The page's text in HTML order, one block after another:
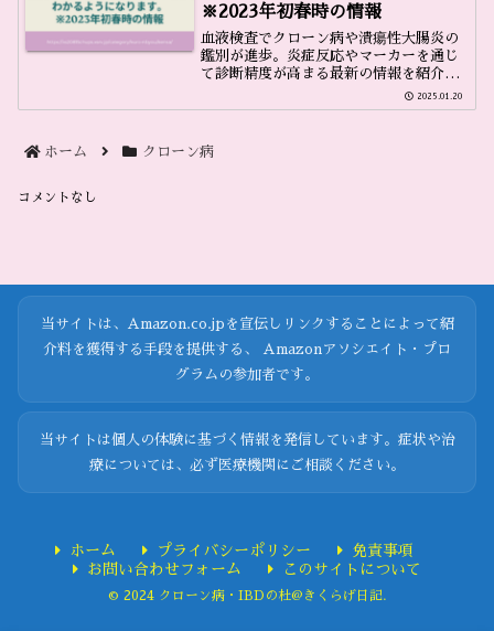
※2023年初春時の情報
血液検査でクローン病や潰瘍性大腸炎の
鑑別が進歩。炎症反応やマーカーを通じ
て診断精度が高まる最新の情報を紹介し
2025.01.20
ホーム クローン病
コメントなし
当サイトは、Amazon.co.jpを宣伝しリンクすることによって紹
介料を獲得する手段を提供する、 Amazonアソシエイト・プロ
グラムの参加者です。
当サイトは個人の体験に基づく情報を発信しています。症状や治
療については、必ず医療機関にご相談ください。
ホーム プライバシーポリシー
免責事項
お問い合わせフォーム
このサイトについて
© 2024 クローン病・IBDの杜@きくらげ日記.